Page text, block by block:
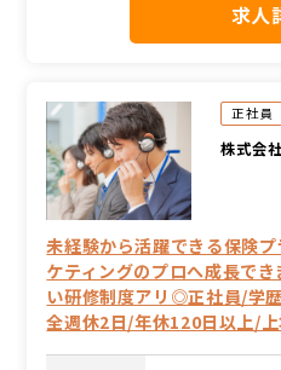
求人
正社員
株式会
未経験から活躍できる保険
ケティングのプロへ成長で
い研修制度アリ◎正社員/学
全週休2日/年休120日以上/